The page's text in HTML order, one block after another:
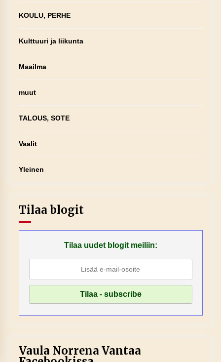
KOULU, PERHE
Kulttuuri ja liikunta
Maailma
muut
TALOUS, SOTE
Vaalit
Yleinen
Tilaa blogit
Tilaa uudet blogit meiliin:
Vaula Norrena Vantaa